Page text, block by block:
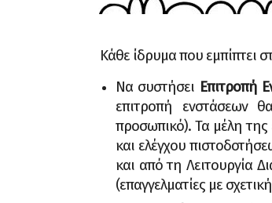
Κάθε ίδρυμα που εμπίπτει
Να συστήσει Επιτροπή
επιτροπή ενστάσεων
προσωπικό). Τα μέλη της
και ελέγχου
και από τη Λειτουργία
(επαγγελματίες με